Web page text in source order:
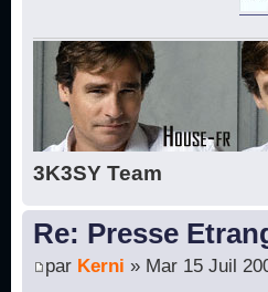
3K3SY Team
Re: Presse
par Kerni » Mar 15 Juil